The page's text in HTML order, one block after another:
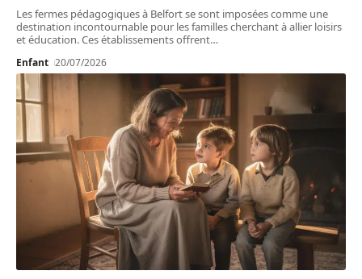
Les fermes pédagogiques à Belfort se sont imposées comme une
destination incontournable pour les familles cherchant à allier loisirs
et éducation. Ces établissements offrent…
Enfant 20/07/2026